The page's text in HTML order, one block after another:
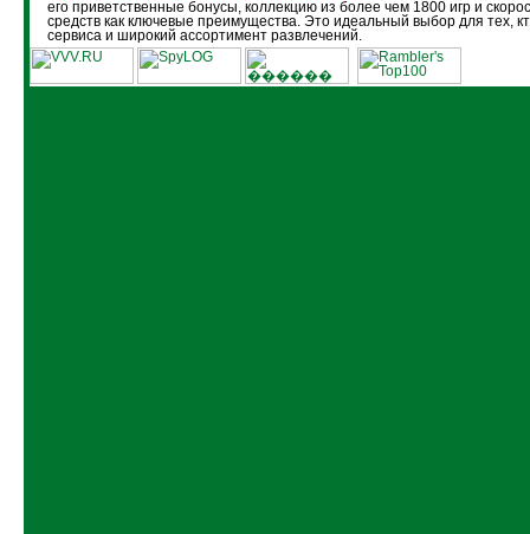
его приветственные бонусы, коллекцию из более чем 1800 игр и
средств как ключевые преимущества. Это идеальный выбор для тех,
сервиса и широкий ассортимент развлечений.